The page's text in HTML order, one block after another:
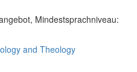
Mindestsprachniveau:
and Theology